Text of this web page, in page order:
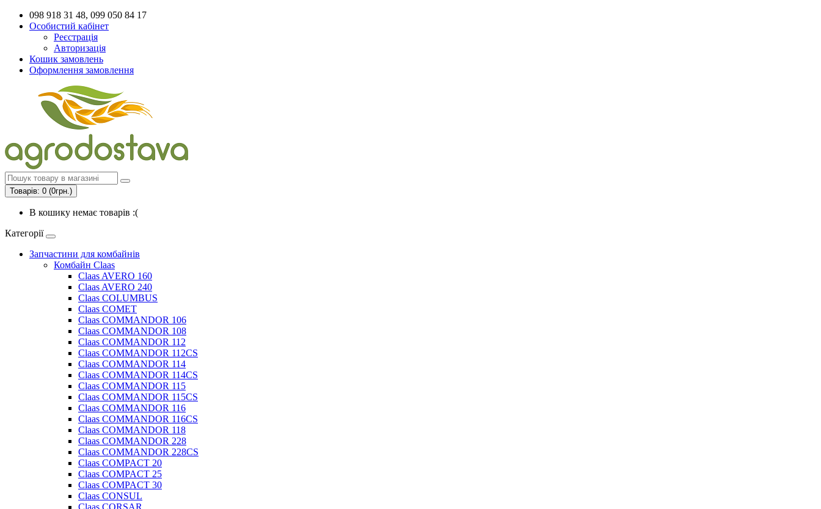
098 918 31 48, 099 050 84 17
Особистий кабінет
Реєстрація
Авторизація
Кошик замовлень
Оформлення замовлення
Товарів: 0 (0грн.)
В кошику немає товарів :(
Категорії
Запчастини для комбайнів
Комбайн Claas
Claas AVERO 160
Claas AVERO 240
Claas COLUMBUS
Claas COMET
Claas COMMANDOR 106
Claas COMMANDOR 108
Claas COMMANDOR 112
Claas COMMANDOR 112CS
Claas COMMANDOR 114
Claas COMMANDOR 114CS
Claas COMMANDOR 115
Claas COMMANDOR 115CS
Claas COMMANDOR 116
Claas COMMANDOR 116CS
Claas COMMANDOR 118
Claas COMMANDOR 228
Claas COMMANDOR 228CS
Claas COMPACT 20
Claas COMPACT 25
Claas COMPACT 30
Claas CONSUL
Claas CORSAR